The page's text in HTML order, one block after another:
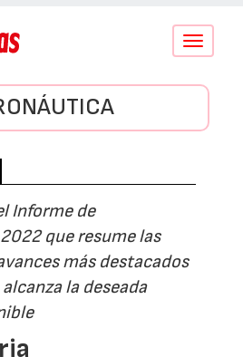
Conmutar
Informe de
que resume las
más destacados
la deseada